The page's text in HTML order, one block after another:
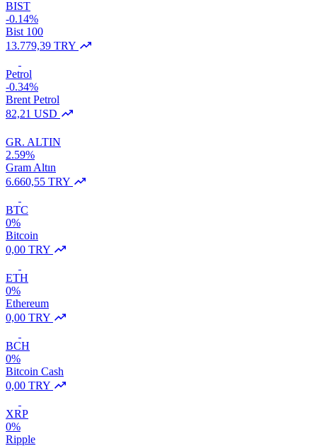
BIST
-0.14%
Bist 100
13.779,39 TRY
Petrol
-0.34%
Brent Petrol
82,21 USD
GR. ALTIN
2.59%
Gram Altın
6.660,55 TRY
BTC
0%
Bitcoin
0,00 TRY
ETH
0%
Ethereum
0,00 TRY
BCH
0%
Bitcoin Cash
0,00 TRY
XRP
0%
Ripple